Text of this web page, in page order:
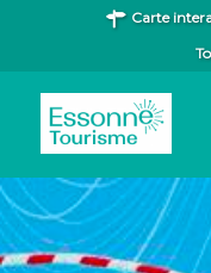
Carte